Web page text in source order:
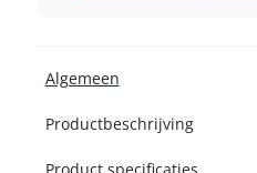
Algemeen
Productbeschrijving